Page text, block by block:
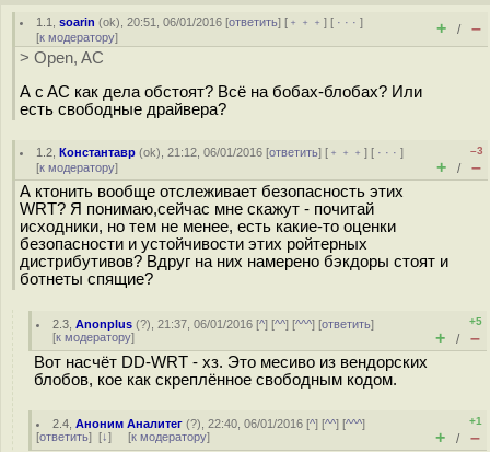
1.1 ,soarin (ok), 20:51, 06/01/2016 [ответить] [ ﹢﹢﹢] [ · · ·]
[к модератору] + / –
> Open, AC
А c AC как дела обстоят? Всё на бобах-блобах? Или
есть свободные драйвера?
1.2 ,Константавр (ok), 21:12, 06/01/2016 [ответить] [ ﹢﹢﹢] [ · · ·]
[к модератору]
–3
+ / –
А ктонить вообще отслеживает безопасность этих
WRT? Я понимаю,сейчас мне скажут - почитай
исходники, но тем не менее, есть какие-то оценки
безопасности и устойчивости этих ройтерных
дистрибутивов? Вдруг на них намерено бэкдоры стоят и
ботнеты спящие?
2.3 ,Anonplus (?), 21:37, 06/01/2016 [^] [^^] [^^^] [ответить]
[к модератору]
+5
+ / –
Вот насчёт DD-WRT - хз. Это месиво из вендорских
блобов, кое как скреплённое свободным кодом.
2.4 ,Аноним Аналитег (?), 22:40, 06/01/2016 [^] [^^] [^^^]
[ответить] [↓] [к модератору]
+1
+ / –